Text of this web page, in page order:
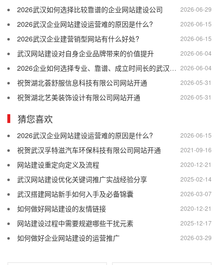
2026-06-29
2026武汉如何选择比较靠谱的企业网站建设公司
2026-06-15
2026武汉企业网站建设运营难的原因是什么?
2026-06-15
2026武汉企业建营销型网站有什么好处?
2026-06-04
武汉网站建设对自身企业品牌带来的价值提升
2026-06-04
2026企业如何选择专业、靠谱、成立时间长的武汉网站建设公司
2026-05-31
祝贺湖北荟舒服信息科技有限公司网站开通
2026-05-31
祝贺湖北艺美装饰设计有限公司网站开通
猜您喜欢
2026-06-15
2026武汉企业网站建设运营难的原因是什么?
2021-09-16
祝贺武汉孚特滋汽车环保科技有限公司网站开通
2020-12-21
网站建设重定向定义及流程
2025-02-14
武汉网站建设优化关键词推广实战经验分享
2026-03-07
武汉搭建网站新手如何入手及必备锦囊
2020-12-21
如何做好网站建设的友情链接
2025-12-17
网站建设过程中需要规避哪些干扰元素
2026-03-29
如何做好企业网站建设的运营推广